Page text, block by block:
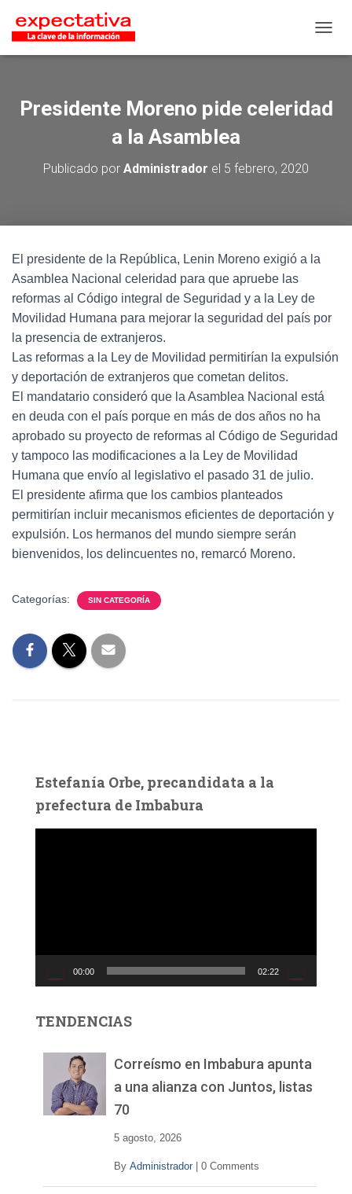
Presidente Moreno pide celeridad
a la Asamblea
Publicado por Administrador el 5 febrero, 2020
El presidente de la República, Lenin Moreno exigió a la
Asamblea Nacional celeridad para que apruebe las
reformas al Código integral de Seguridad y a la Ley de
Movilidad Humana para mejorar la seguridad del país por
la presencia de extranjeros.
Las reformas a la Ley de Movilidad permitirían la expulsión
y deportación de extranjeros que cometan delitos.
El mandatario consideró que la Asamblea Nacional está
en deuda con el país porque en más de dos años no ha
aprobado su proyecto de reformas al Código de Seguridad
y tampoco las modificaciones a la Ley de Movilidad
Humana que envío al legislativo el pasado 31 de julio.
El presidente afirma que los cambios planteados
permitirían incluir mecanismos eficientes de deportación y
expulsión. Los hermanos del mundo siempre serán
bienvenidos, los delincuentes no, remarcó Moreno.
Categorías: SIN CATEGORÍA
Estefanía Orbe, precandidata a la
prefectura de Imbabura
c
d
00:00 02:22
TENDENCIAS
Correísmo en Imbabura apunta
a una alianza con Juntos, listas
70
5 agosto, 2026
By Administrador 0 Comments